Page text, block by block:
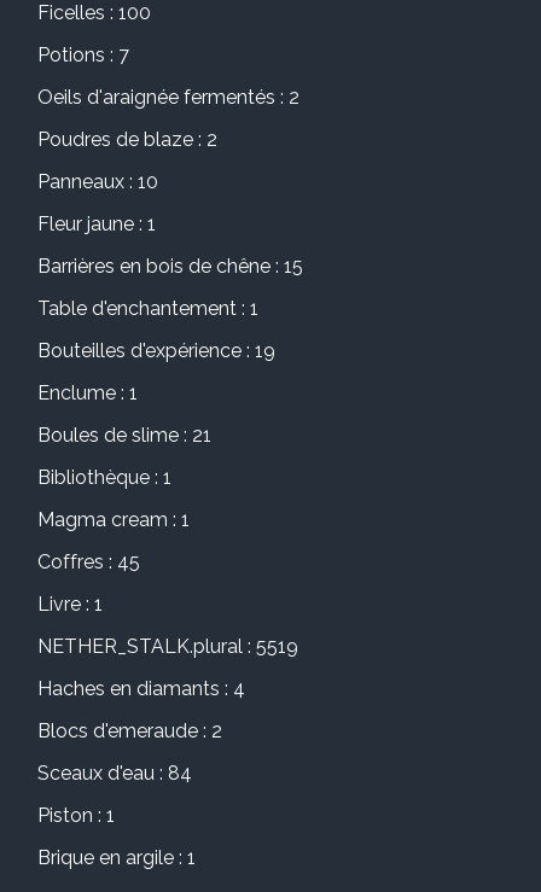
Ficelles : 100
Potions : 7
Oeils d'araignée fermentés : 2
Poudres de blaze : 2
Panneaux : 10
Fleur jaune : 1
Barrières en bois de chêne : 15
Table d'enchantement : 1
Bouteilles d'expérience : 19
Enclume : 1
Boules de slime : 21
Bibliothèque : 1
Magma cream : 1
Coffres : 45
Livre : 1
NETHER_STALK.plural : 5519
Haches en diamants : 4
Blocs d'emeraude : 2
Sceaux d'eau : 84
Piston : 1
Brique en argile : 1